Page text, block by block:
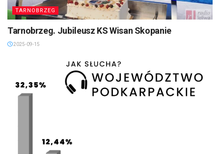
TARNOBRZEG
Tarnobrzeg. Jubileusz KS Wisan Skopanie
2025-09-15